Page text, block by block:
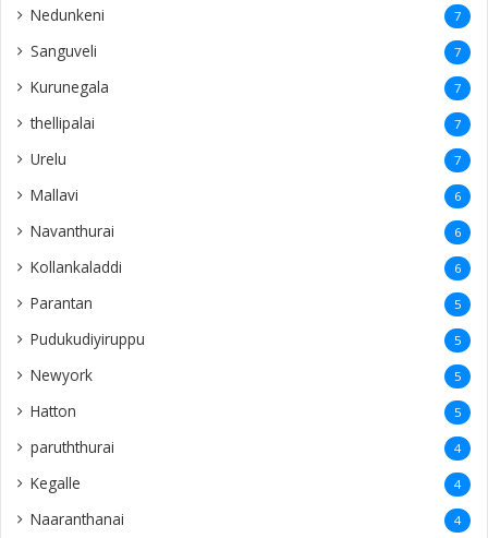
Nedunkeni 7
Sanguveli 7
Kurunegala 7
thellipalai 7
Urelu 7
Mallavi 6
Navanthurai 6
Kollankaladdi 6
Parantan 5
Pudukudiyiruppu 5
Newyork 5
Hatton 5
paruththurai 4
Kegalle 4
Naaranthanai 4